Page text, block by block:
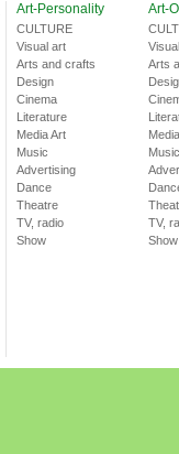
Art-Personality
CULTURE
Visual art
Arts and crafts
Design
Cinema
Literature
Media Art
Music
Advertising
Dance
Theatre
TV, radio
Show
Art-
Arts
Music
TV,
Show